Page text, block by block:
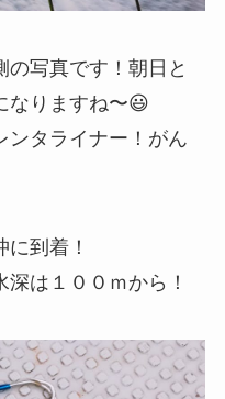
の写真です！朝日と
なりますね〜😃
ンタライナー！がん
到着！
は１００ｍから！